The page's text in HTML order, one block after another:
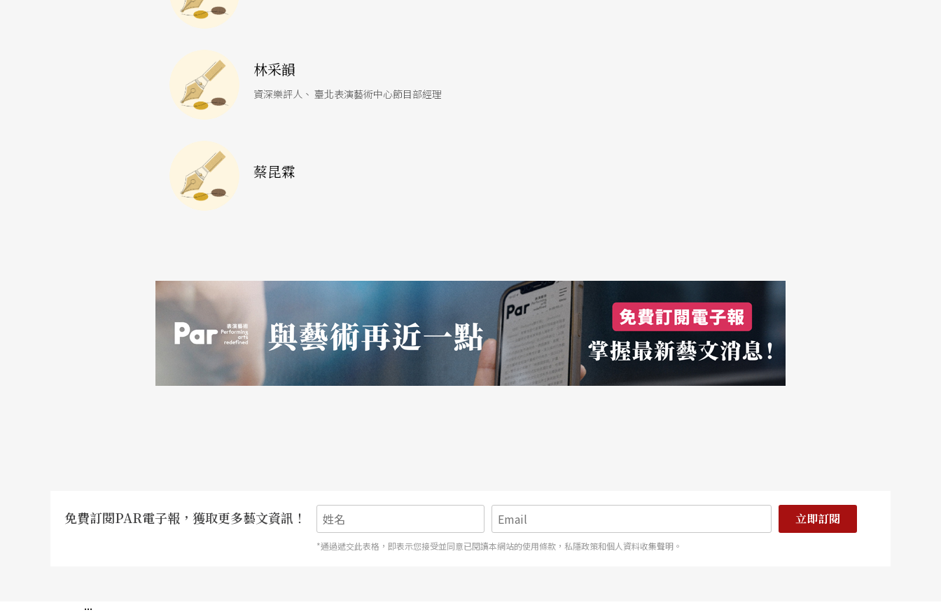
馬勒《第三號交響曲》
十一號。音樂神童短暫的一生，卻在各項曲類留下佳作無數，其中四十一首交響曲本身就是一套
盛宴，尤其是最後的三首，古往今來名演無數。但要在台灣聽到國內樂團一場推出這三首作品，
作的整場西貝流士作品，就十分令人期待，即便整場西貝流士並不稀奇，但是由來自北國的指揮
與小提琴家領銜，演出西貝流士《d小調小提琴協奏曲》（作品47）及《e小調第一號交響曲》
（作品39）甚至還有他難得聽到現場演出的《鶴之情景》（作品44-2）當序曲。北國的領奏會跟
TSO產生什麼火花，也格外令人期待。
比「千人」），是「非常馬勒」的馬勒交響曲，而且音樂給我個人一種神秘的迷惑感，因此從高
中時期聽到現在，依然神迷，當然有現場演出豈可錯過。
林采韻
資深樂評人、 臺北表演藝術中心節目部經理
蔡昆霖
免費訂閱PAR電子報，獲取更多藝文資訊！ 立即訂閱
*通過遞交此表格，即表示您接受並同意已閱讀本網站的使用條款，私隱政策和個人資料收集聲明。